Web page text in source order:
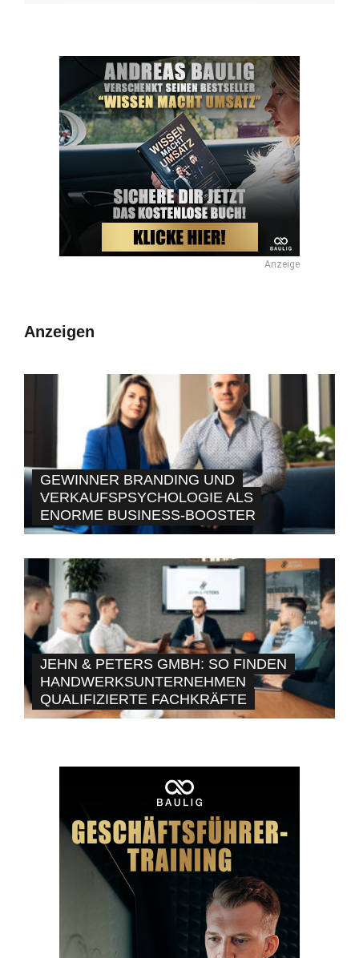
Anzeige
Anzeigen
GEWINNER BRANDING UND
VERKAUFSPSYCHOLOGIE ALS
ENORME BUSINESS-BOOSTER
JEHN & PETERS GMBH: SO FINDEN
HANDWERKSUNTERNEHMEN
QUALIFIZIERTE FACHKRÄFTE